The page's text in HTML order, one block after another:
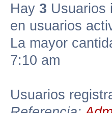
Hay 3 Usuarios
en usuarios
La mayor
7:10 am
Usuarios